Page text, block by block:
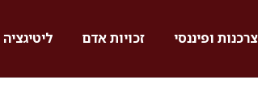
צרכנות ופיננסי זכויות אדם ליטיגציה